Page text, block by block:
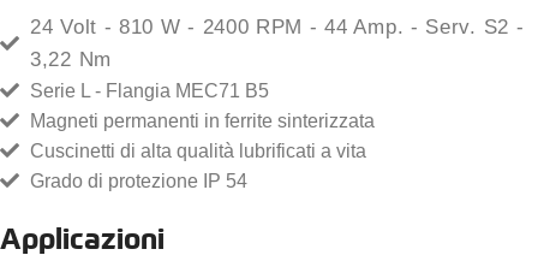
24 Volt - 810 W - 2400 RPM - 44 Amp. - Serv. S2 -
3,22 Nm
Serie L - Flangia MEC71 B5
Magneti permanenti in ferrite sinterizzata
Cuscinetti di alta qualità lubrificati a vita
Grado di protezione IP 54
Applicazioni